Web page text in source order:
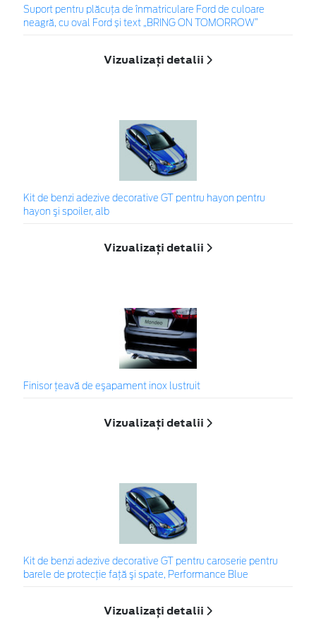
Suport pentru plăcuța de înmatriculare Ford de culoare
neagră, cu oval Ford și text „BRING ON TOMORROW”
Vizualizați detalii
Kit de benzi adezive decorative GT pentru hayon pentru
hayon şi spoiler, alb
Vizualizați detalii
Finisor ţeavă de eşapament inox lustruit
Vizualizați detalii
Kit de benzi adezive decorative GT pentru caroserie pentru
barele de protecţie faţă şi spate, Performance Blue
Vizualizați detalii